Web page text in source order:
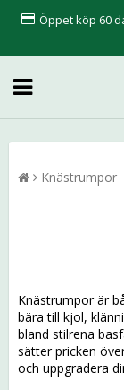
Öppet köp 60
Knästrumpor
Knästrumpor är
bära till kjol,
bland stilrena
sätter pricken
och uppgradera